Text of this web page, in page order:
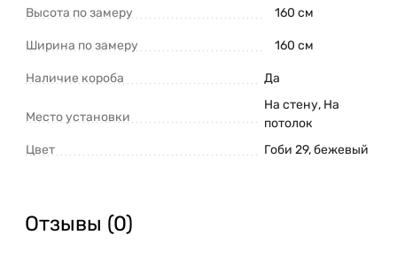
Высота по замеру 160 см
Ширина по замеру 160 см
Наличие короба Да
Место установки
На стену, На
потолок
Цвет
Гоби 29, бежевый
Отзывы (0)